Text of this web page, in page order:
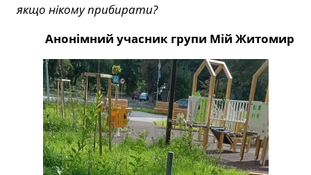
якщо нікому прибирати?
Анонімний учасник групи Мій Житомир